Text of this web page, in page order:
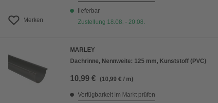
Merken
lieferbar
Zustellung 18.08. - 20.08.
MARLEY
Dachrinne, Nennweite: 125 mm, Kunststoff (PVC)
10,99 € (10,99 € / m)
Verfügbarkeit im Markt prüfen